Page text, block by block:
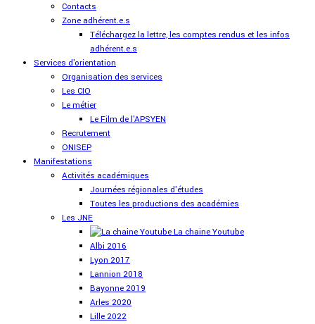
Contacts
Zone adhérent.e.s
Téléchargez la lettre, les comptes rendus et les infos
adhérent.e.s
Services d'orientation
Organisation des services
Les CIO
Le métier
Le Film de l'APSYEN
Recrutement
ONISEP
Manifestations
Activités académiques
Journées régionales d'études
Toutes les productions des académies
Les JNE
La chaine Youtube
Albi 2016
Lyon 2017
Lannion 2018
Bayonne 2019
Arles 2020
Lille 2022